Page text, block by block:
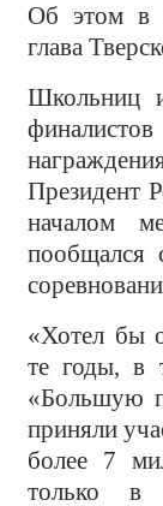
Об этом в
глава
Школьниц
Президент
началом
пообщался
«Хотел бы
те годы, в
«Большую
приняли
более 7
только в